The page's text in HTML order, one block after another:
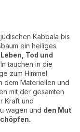
Kabbala bis
ein heiliges
Tod und
tauchen in die
zum Himmel
dem Materiellen und
mit der gesamten
Kraft und
wagen und den Mut